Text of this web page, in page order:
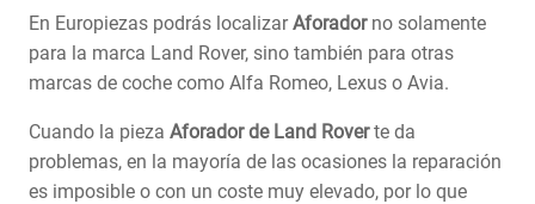
En Europiezas podrás localizarAforadorno solamente
para la marca Land Rover, sino también para otras
marcas de coche como Alfa Romeo, Lexus o Avia.
Cuando la pieza Aforador de Land Roverte da
problemas, en la mayoría de las ocasiones la reparación
es imposible o con un coste muy elevado, por lo que